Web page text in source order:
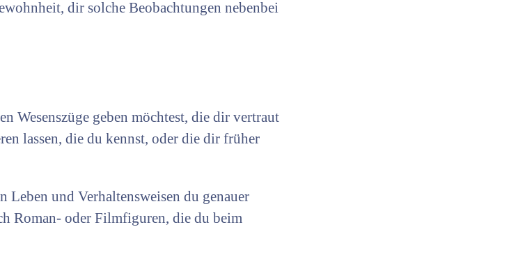
dir solche Beobachtungen nebenbei
Wesenszüge geben möchtest, die dir vertraut
lassen, die du kennst, oder die dir früher
Leben und Verhaltensweisen du genauer
Roman- oder Filmfiguren, die du beim